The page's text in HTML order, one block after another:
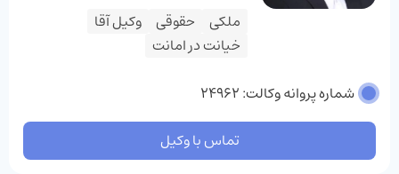
ملکی حقوقی وکیل آقا
خیانت در امانت
شماره پروانه وکالت: 24962
تماس با وکیل